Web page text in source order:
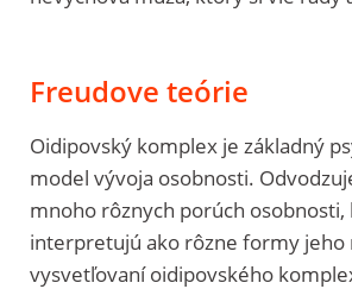
Freudove teórie
Oidipovský komplex je základný
model vývoja osobnosti.
mnoho rôznych porúch osobnosti,
interpretujú ako rôzne formy jeho
vysvetľovaní oidipovského